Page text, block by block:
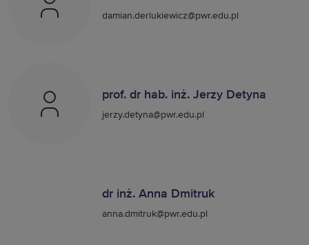
damian.derlukiewicz@pwr.edu.pl
prof. dr hab. inż. Jerzy Detyna
jerzy.detyna@pwr.edu.pl
dr inż. Anna Dmitruk
anna.dmitruk@pwr.edu.pl